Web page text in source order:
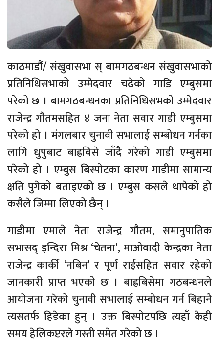
काठमाडौं/ संखुवासभा स् बामगठबन्धन संखुवासभाको
प्रतिनिधिसभाको उम्मेदवार चढेको गाडि एम्बुसमा
परेको छ । बामगठबन्धनका प्रतिनिधिसभको उम्मेदवार
राजेन्द्र गौतमसहित ४ जना नेता सवार गाडी एम्बुसमा
परेको हो । मंगलबार चुनावी सभालाई सम्बोधन गर्नका
लागि धुपुबाट बाह्रबिसे जाँदै गरेको गाडी एम्बुसमा
परेको हो । एम्बुस बिस्पोटका कारण गाडीमा सामान्य
क्षति पुगेको बताइएको छ । एम्बुस कसले थापेको हो
कसैले जिम्मा लिएको छैन् ।
गाडीमा एमाले नेता राजेन्द्र गौतम, समानुपातिक
सभासद् इन्दिरा मिश्र ‘चेतना’, माओवादी केन्द्रका नेता
राजेन्द्र कार्की ‘नबिन’ र पूर्ण राईसहित सवार रहेको
जानकारी प्राप्त भएको छ । बाह्रबिसेमा गठबन्धनले
आयोजना गरेको चुनावी सभालाई सम्बोधन गर्न बिहानै
त्यसतर्फ हिडेका हुन् । उक्त बिस्पोटपछि त्यहाँ केही
समय हेलिकप्टरले गस्ती समेत गरेको छ ।